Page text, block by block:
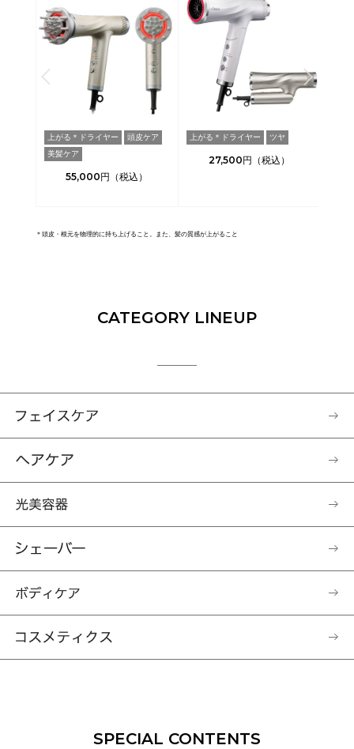
上がる＊ドライヤー
頭皮ケア
美髪ケア
55,000
上がる＊ドライヤー ツヤ
27,500
＊頭皮・根元を物理的に持ち上げること。また、髪の質感が上がること
CATEGORY LINEUP
SPECIAL CONTENTS